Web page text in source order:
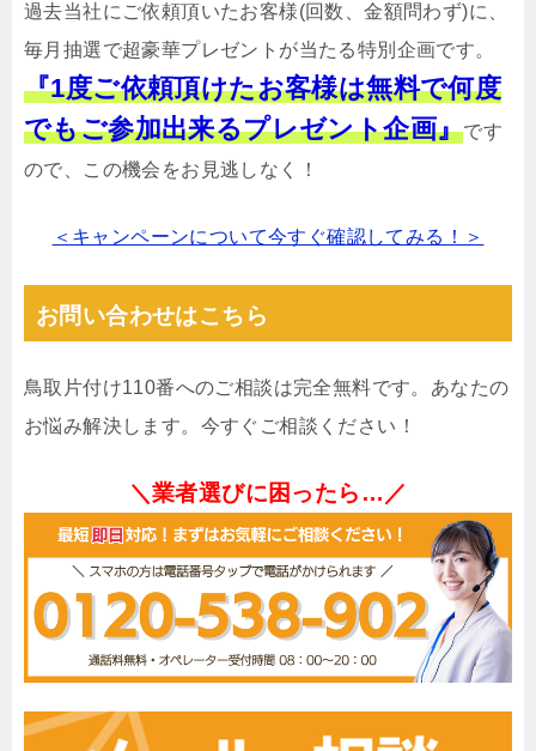
過去当社にご依頼頂いたお客様(回数、金額問わず)に、
毎月抽選で超豪華プレゼントが当たる特別企画です。
『1度ご依頼頂けたお客様は無料で何度
でもご参加出来るプレゼント企画』です
ので、この機会をお見逃しなく！
＜キャンペーンについて今すぐ確認してみる！＞
お問い合わせはこちら
鳥取片付け110番へのご相談は完全無料です。あなたの
お悩み解決します。今すぐご相談ください！
＼業者選びに困ったら…／